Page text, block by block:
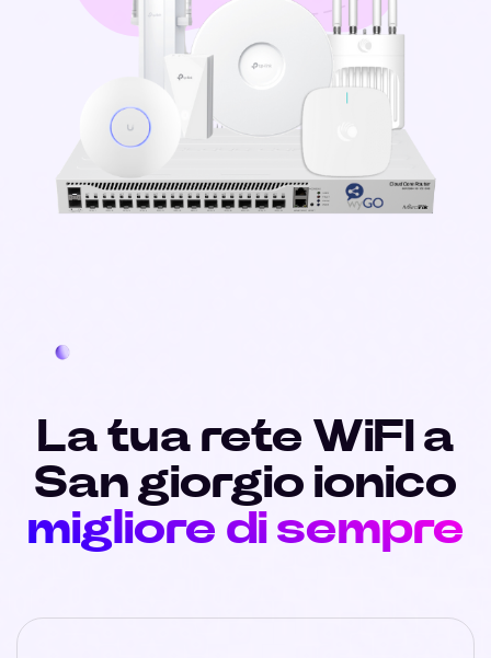
La tua rete WiFI a
San giorgio ionico
migliore di sempre